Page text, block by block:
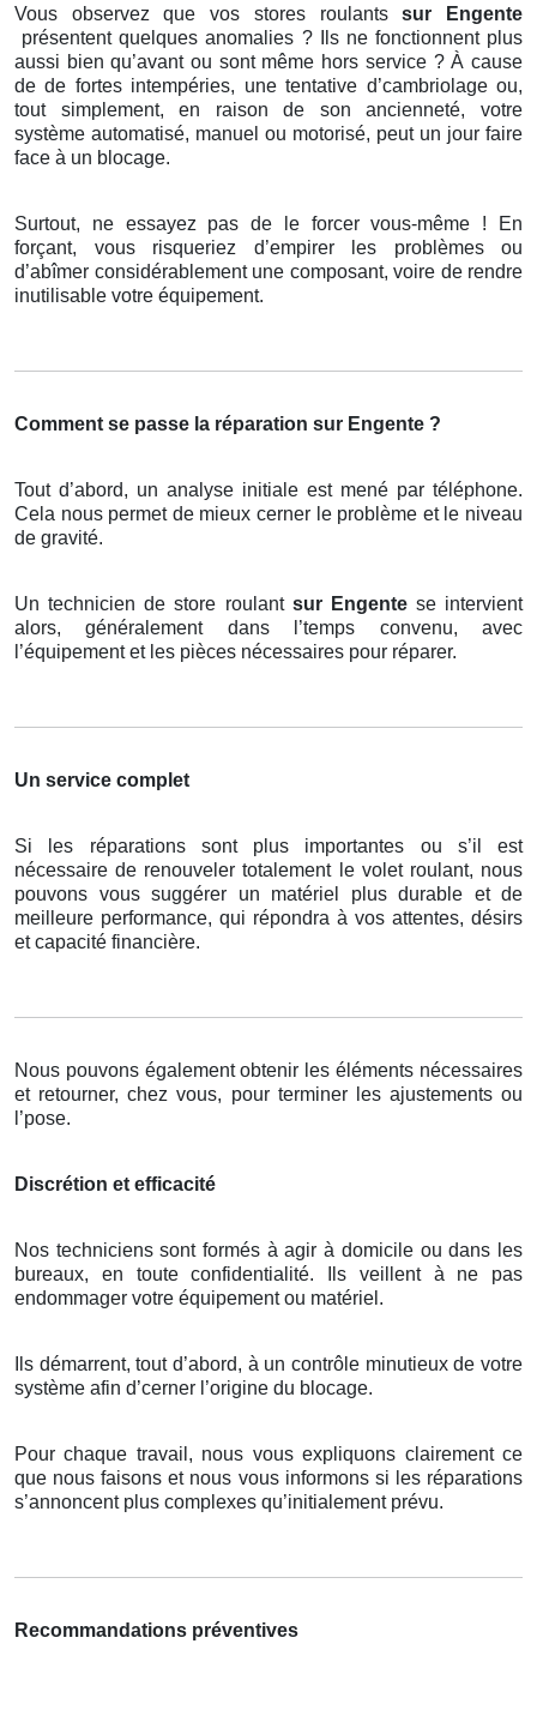
Vous observez que vos stores roulantssur Engente
présentent quelques anomalies ? Ils ne fonctionnent plus
aussi bien qu’avant ou sont même hors service ? À cause
de de fortes intempéries, une tentative d’cambriolage ou,
tout simplement, en raison de son ancienneté, votre
système automatisé, manuel ou motorisé, peut un jour faire
face à un blocage.
Surtout, ne essayez pas de le forcer vous-même ! En
forçant, vous risqueriez d’empirer les problèmes ou
d’abîmer considérablement une composant, voire de rendre
inutilisable votre équipement.
Comment se passe la réparation sur Engente ?
Tout d’abord, un analyse initiale est mené par téléphone.
Cela nous permet de mieux cerner le problème et le niveau
de gravité.
Un technicien de store roulant sur Engente se intervient
alors, généralement dans l’temps convenu, avec
l’équipement et les pièces nécessaires pour réparer.
Un service complet
Si les réparations sont plus importantes ou s’il est
nécessaire de renouveler totalement le volet roulant, nous
pouvons vous suggérer un matériel plus durable et de
meilleure performance, qui répondra à vos attentes, désirs
et capacité financière.
Nous pouvons également obtenir les éléments nécessaires
et retourner, chez vous, pour terminer les ajustements ou
l’pose.
Discrétion et efficacité
Nos techniciens sont formés à agir à domicile ou dans les
bureaux, en toute confidentialité. Ils veillent à ne pas
endommager votre équipement ou matériel.
Ils démarrent, tout d’abord, à un contrôle minutieux de votre
système afin d’cerner l’origine du blocage.
Pour chaque travail, nous vous expliquons clairement ce
que nous faisons et nous vous informons si les réparations
s’annoncent plus complexes qu’initialement prévu.
Recommandations préventives